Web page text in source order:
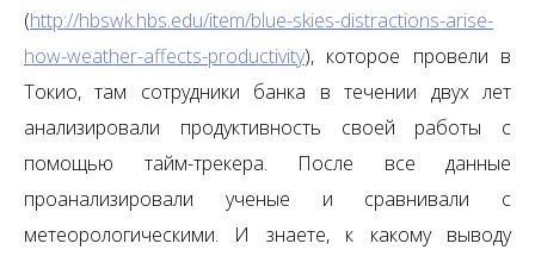
(http://hbswk.hbs.edu/item/blue-skies-distractions-arise-
how-weather-affects-productivity), которое провели в
Токио, там сотрудники банка в течении двух лет
анализировали продуктивность своей работы с
помощью тайм-трекера. После все данные
проанализировали ученые и сравнивали с
метеорологическими. И знаете, к какому выводу